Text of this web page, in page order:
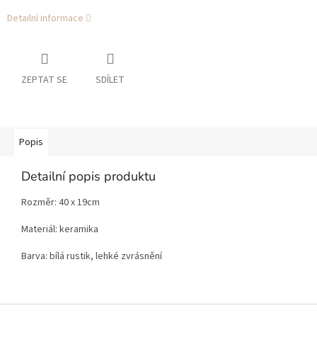
Detailní informace
ZEPTAT SE SDÍLET
Popis
Detailní popis produktu
Rozměr: 40 x 19cm
Materiál: keramika
Barva: bílá rustik, lehké zvrásnění
Z